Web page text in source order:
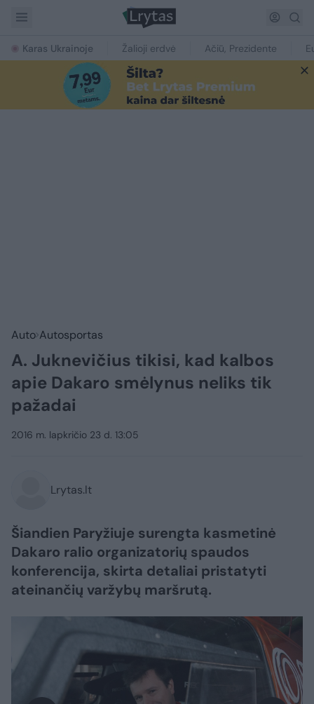
Karas Ukrainoje Žalioji erdvė Ačiū, Prezidente
Auto Autosportas
A. Juknevičius tikisi, kad kalbos
apie Dakaro smėlynus neliks tik
pažadai
2016 m. lapkričio 23 d. 13:05
Lrytas.lt
Šiandien Paryžiuje surengta kasmetinė
Dakaro ralio organizatorių spaudos
konferencija, skirta detaliai pristatyti
ateinančių varžybų maršrutą.